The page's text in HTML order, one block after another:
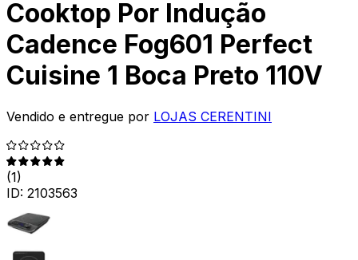
Cooktop Por Indução
Cadence Fog601 Perfect
Cuisine 1 Boca Preto 110V
Vendido e entregue por LOJAS CERENTINI
(1)
ID: 2103563